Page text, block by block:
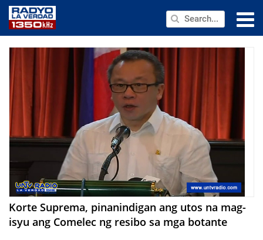
PUBLIC SERVICE
ANNOUNCEMENTS
PROGRAMS
ABOUT
CONTACT US
Korte Suprema, pinanindigan ang utos na mag-
isyu ang Comelec ng resibo sa mga botante